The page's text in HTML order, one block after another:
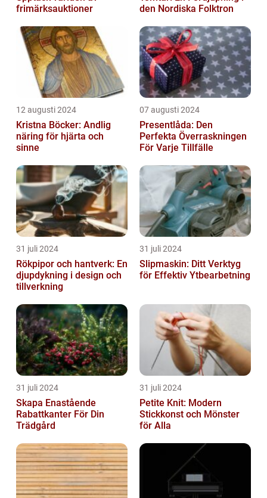
frimärksauktioner
den Nordiska Folktron
12 augusti 2024
Kristna Böcker: Andlig
näring för hjärta och
sinne
07 augusti 2024
Presentlåda: Den
Perfekta Överraskningen
För Varje Tillfälle
31 juli 2024
Rökpipor och hantverk: En
djupdykning i design och
tillverkning
31 juli 2024
Slipmaskin: Ditt Verktyg
för Effektiv Ytbearbetning
31 juli 2024
Skapa Enastående
Rabattkanter För Din
Trädgård
31 juli 2024
Petite Knit: Modern
Stickkonst och Mönster
för Alla